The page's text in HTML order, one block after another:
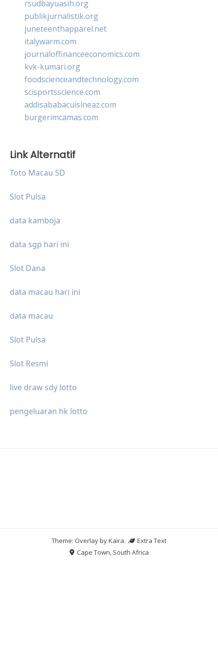
rsudbayuasih.org
publikjurnalistik.org
juneteenthapparel.net
italywarm.com
journaloffinanceeconomics.com
kvk-kumari.org
foodscienceandtechnology.com
scisportsscience.com
addisababacuisineaz.com
burgerimcamas.com
Link Alternatif
Toto Macau 5D
Slot Pulsa
data kamboja
data sgp hari ini
Slot Dana
data macau hari ini
data macau
Slot Pulsa
Slot Resmi
live draw sdy lotto
pengeluaran hk lotto
Theme: Overlay byKaira.
Extra Text
Cape Town, South Africa